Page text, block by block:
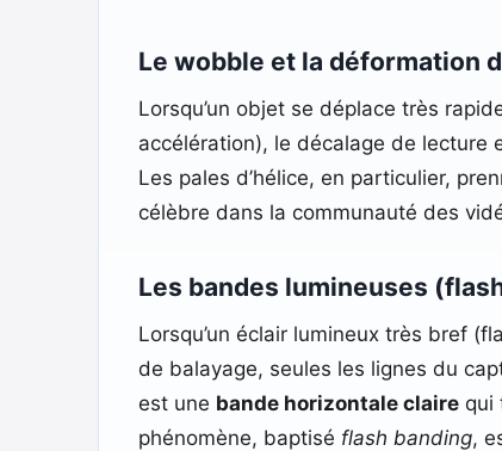
Le wobble et la déformation
Lorsqu’un objet se déplace très
accélération), le décalage de
Les pales d’hélice, en particulier,
célèbre dans la communauté des
Les bandes lumineuses
Lorsqu’un éclair lumineux très bref
de balayage, seules les lignes du
est une bande horizontale clairequi
phénomène, baptisé flash banding,